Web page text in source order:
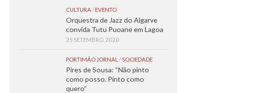
CULTURA/ EVENTO
Orquestra de Jazz do Algarve
convida Tutu Puoane em Lagoa
25 SETEMBRO, 2020
PORTIMÃO JORNAL /SOCIEDADE
Pires de Sousa: “Não pinto
como posso. Pinto como
quero”